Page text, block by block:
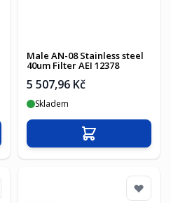
Male AN-08 Stainless steel
40um Filter AEI 12378
5 507,96 Kč
Skladem
Přidat do košíku